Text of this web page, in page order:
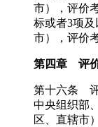
市），评价
标或者3项
市），评价
第四章 评
第十六条 评
中央组织部
区、直辖市